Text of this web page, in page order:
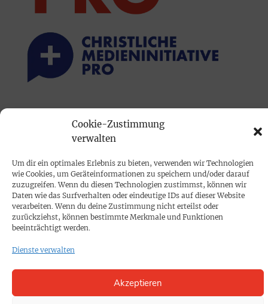
Cookie-Zustimmung
verwalten
Um dir ein optimales Erlebnis zu bieten, verwenden wir Technologien
wie Cookies, um Geräteinformationen zu speichern und/oder darauf
zuzugreifen. Wenn du diesen Technologien zustimmst, können wir
Daten wie das Surfverhalten oder eindeutige IDs auf dieser Website
verarbeiten. Wenn du deine Zustimmung nicht erteilst oder
zurückziehst, können bestimmte Merkmale und Funktionen
beeinträchtigt werden.
Dienste verwalten
Akzeptieren
PROKOMPAKT
Impressum
SPENDEN
KONTAKT